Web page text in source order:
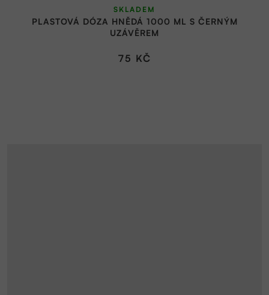
PLASTOVÁ DÓZA HNĚDÁ 1000 ML S ČERNÝM
UZÁVĚREM
SKLADEM
75 KČ